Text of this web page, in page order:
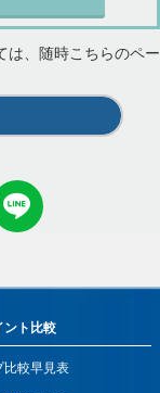
は、随時こちらのペー
ント比較
比較早見表